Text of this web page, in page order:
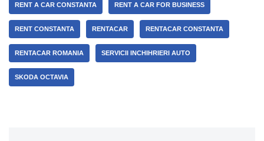
RENT A CAR CONSTANTA RENT A CAR FOR BUSINESS
RENT CONSTANTA RENTACAR RENTACAR CONSTANTA
RENTACAR ROMANIA SERVICII INCHIHRIERI AUTO
SKODA OCTAVIA